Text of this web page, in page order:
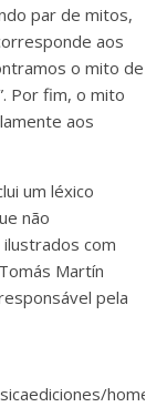
par de mitos,
aos
o mito de
Por fim, o mito
aos
um léxico
não
com
Tomás Martín
pela
home/